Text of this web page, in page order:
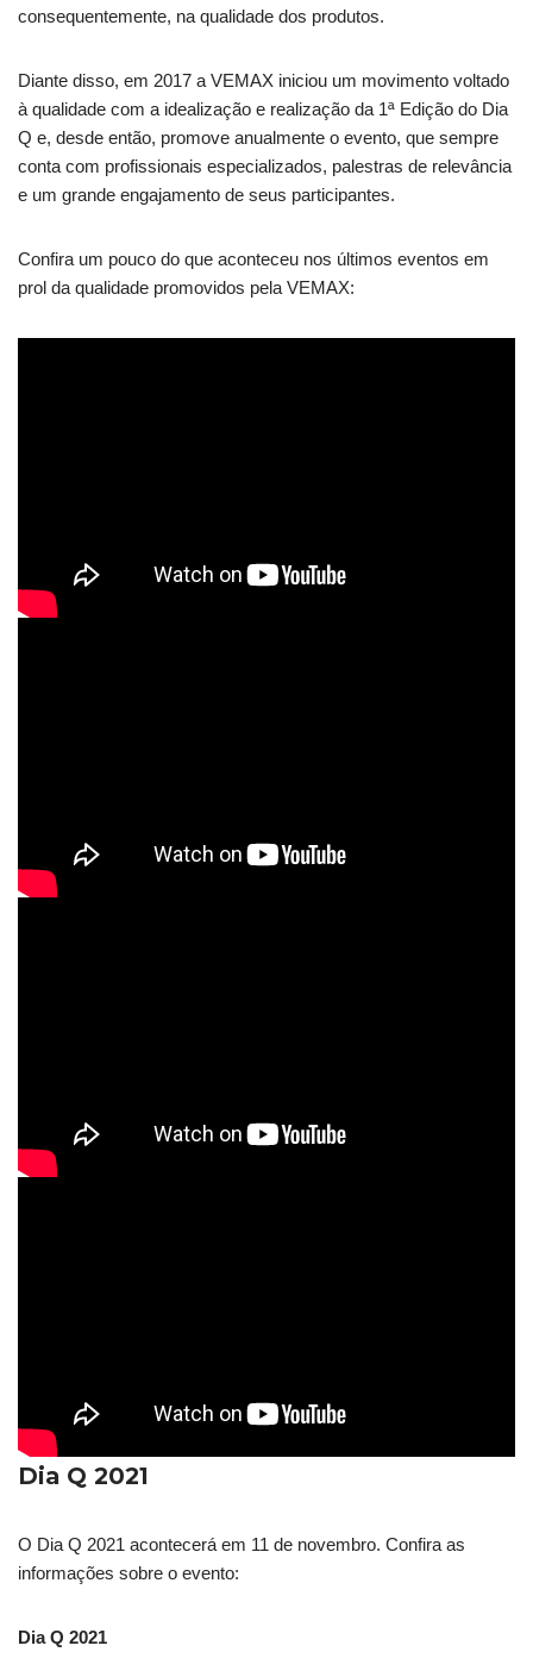
consequentemente, na qualidade dos produtos.
Diante disso, em 2017 a VEMAX iniciou um movimento voltado
à qualidade com a idealização e realização da 1ª Edição do Dia
Q e, desde então, promove anualmente o evento, que sempre
conta com profissionais especializados, palestras de relevância
e um grande engajamento de seus participantes.
Confira um pouco do que aconteceu nos últimos eventos em
prol da qualidade promovidos pela VEMAX:
Dia Q 2021
O Dia Q 2021 acontecerá em 11 de novembro. Confira as
informações sobre o evento:
Dia Q 2021